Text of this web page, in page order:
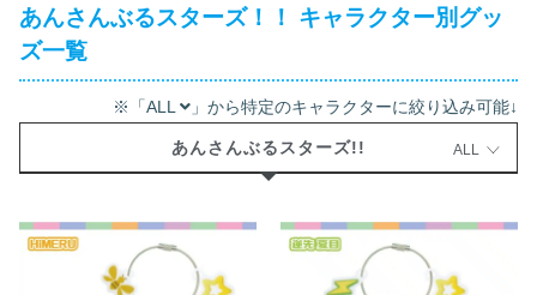
あんさんぶるスターズ！！ キャラクター別グッ
ズ一覧
※「ALL 」から特定のキャラクターに絞り込み可能↓
あんさんぶるスターズ!! ALL